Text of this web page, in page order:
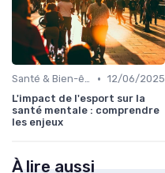
Santé & Bien-être • 12/06/2025
L'impact de l'esport sur la
santé mentale : comprendre
les enjeux
À lire aussi